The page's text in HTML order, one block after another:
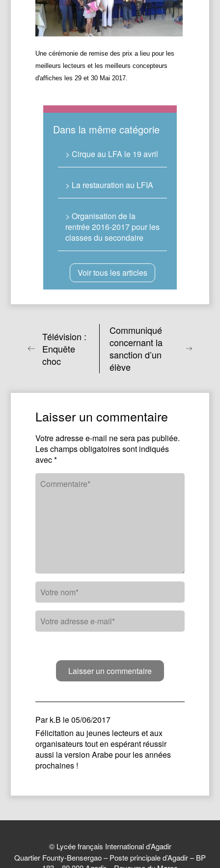
Une cérémonie de remise des prix a lieu pour les
meilleurs lecteurs et les meilleurs concepteurs
d'affiches les 29 et 30 Mai 2017.
Dans la même catégorie
> Cirque au LFA le 19 avril
> La restauration au LFIA
> Organisation de la
rentrée 2016-2017 pour les
classes du secondaire
Voir tous les articles
Télévision :
Enquête
choc
Communiqué
concernant la
sanction d’un
élève
Laisser un commentaire
Votre adresse e-mail ne sera pas publiée.
Les champs obligatoires sont indiqués
avec*
Park.B le 05/06/2017
Félicitation au jeunes lecteurs et aux
organisateurs tout en espérant réussir
aussi la version Arabe pour les années
prochaines !
© Lycée français International d’Agadir
Quartier Founty-Bensergao – Poste principale d’Agadir – BP